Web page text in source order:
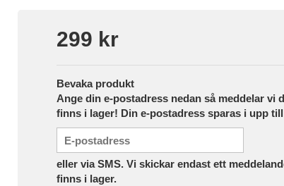
299 kr
Bevaka produkt
Ange din e-postadress nedan så meddelar vi
finns i lager! Din e-postadress sparas i upp till
eller via SMS. Vi skickar endast ett
finns i lager.